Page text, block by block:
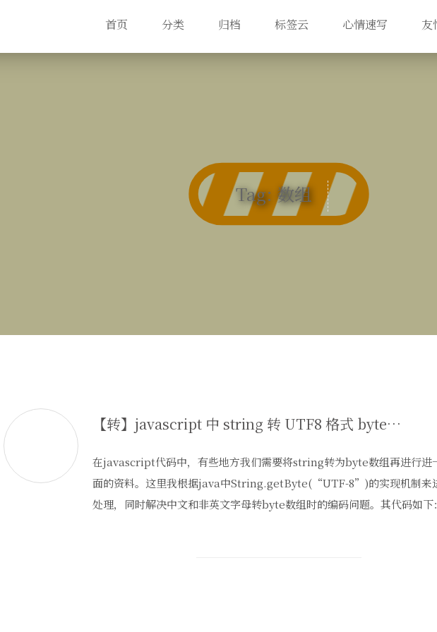
首页 分类 归档 标签云 心情速写 友
Tag: 数组
【转】javascript 中 string 转 UTF8 格式 byte 数组
在javascript代码中，有些地方我们需要将string转为byte数组再进行进
面的资料。这里我根据java中String.getByte(“UTF-8”)的实现机制
处理，同时解决中文和非英文字母转byte数组时的编码问题。其代码如